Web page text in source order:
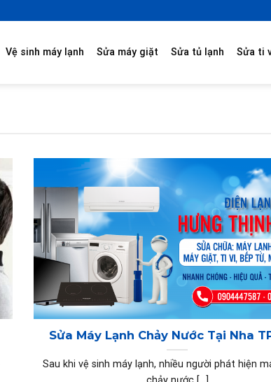
Vệ sinh máy lạnh Sửa máy giặt Sửa tủ lạnh Sửa ti
Sửa Máy Lạnh Chảy Nước Tại Nha
Sau khi vệ sinh máy lạnh, nhiều người phát hiện